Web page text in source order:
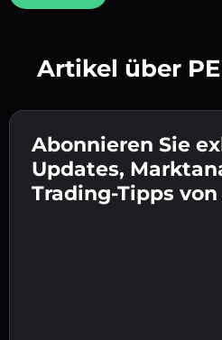
Gib deine Krypto-Wallet-
mit dem nächsten
Bestätige deine Identität
letzten Schritt fort.
Sende die Einzahlung 👉
Fiat in deiner Wallet.
Artikel über
Abonnieren Sie
Updates,
Trading-Tipps